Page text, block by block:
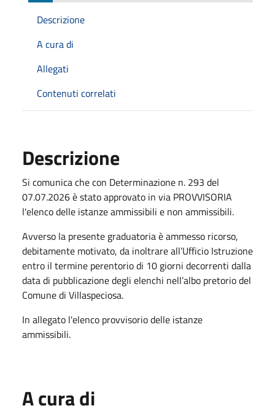
Descrizione
A cura di
Allegati
Contenuti correlati
Descrizione
Si comunica che con Determinazione n. 293 del
07.07.2026 è stato approvato in via PROVVISORIA
l'elenco delle istanze ammissibili e non ammissibili.
Avverso la presente graduatoria è ammesso ricorso,
debitamente motivato, da inoltrare all’Ufficio Istruzione
entro il termine perentorio di 10 giorni decorrenti dalla
data di pubblicazione degli elenchi nell’albo pretorio del
Comune di Villaspeciosa.
In allegato l'elenco provvisorio delle istanze
ammissibili.
A cura di